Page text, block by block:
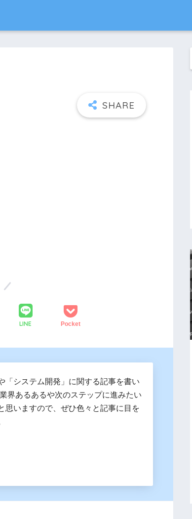
LINE Pocket
「システム開発」に関する記事を書い
界あるあるや次のステップに進みたい
思いますので、ぜひ色々と記事に目を